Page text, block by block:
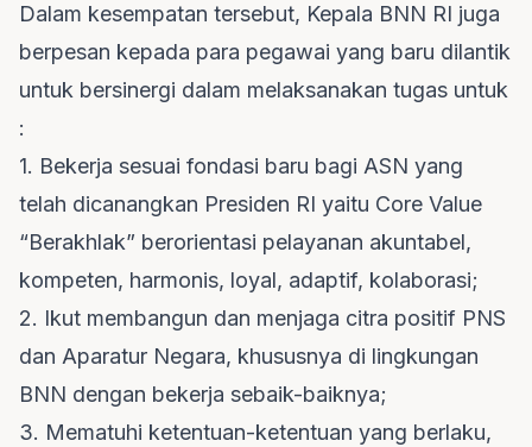
Dalam kesempatan tersebut, Kepala BNN RI juga
berpesan kepada para pegawai yang baru dilantik
untuk bersinergi dalam melaksanakan tugas untuk
:
1. Bekerja sesuai fondasi baru bagi ASN yang
telah dicanangkan Presiden RI yaitu Core Value
“Berakhlak” berorientasi pelayanan akuntabel,
kompeten, harmonis, loyal, adaptif, kolaborasi;
2. Ikut membangun dan menjaga citra positif PNS
dan Aparatur Negara, khususnya di lingkungan
BNN dengan bekerja sebaik-baiknya;
3. Mematuhi ketentuan-ketentuan yang berlaku,